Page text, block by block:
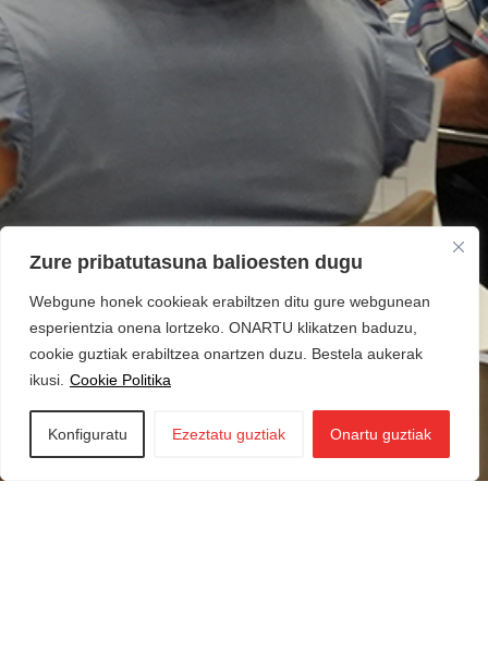
Zure pribatutasuna balioesten dugu
Webgune honek cookieak erabiltzen ditu gure webgunean
esperientzia onena lortzeko. ONARTU klikatzen baduzu,
cookie guztiak erabiltzea onartzen duzu. Bestela aukerak
ikusi. Cookie Politika
Konfiguratu Ezeztatu guztiak Onartu guztiak